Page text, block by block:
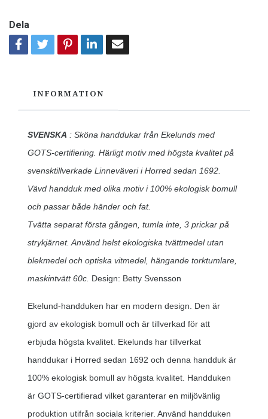
Dela
INFORMATION
SVENSKA : Sköna handdukar från Ekelunds med
GOTS-certifiering. Härligt motiv med högsta kvalitet på
svensktillverkade Linneväveri i Horred sedan 1692.
Vävd handduk med olika motiv i 100% ekologisk bomull
och passar både händer och fat.
Tvätta separat första gången, tumla inte, 3 prickar på
strykjärnet. Använd helst ekologiska tvättmedel utan
blekmedel och optiska vitmedel, hängande torktumlare,
maskintvätt 60c. Design: Betty Svensson
Ekelund-handduken har en modern design. Den är
gjord av ekologisk bomull och är tillverkad för att
erbjuda högsta kvalitet. Ekelunds har tillverkat
handdukar i Horred sedan 1692 och denna handduk är
100% ekologisk bomull av högsta kvalitet. Handduken
är GOTS-certifierad vilket garanterar en miljövänlig
produktion utifrån sociala kriterier. Använd handduken